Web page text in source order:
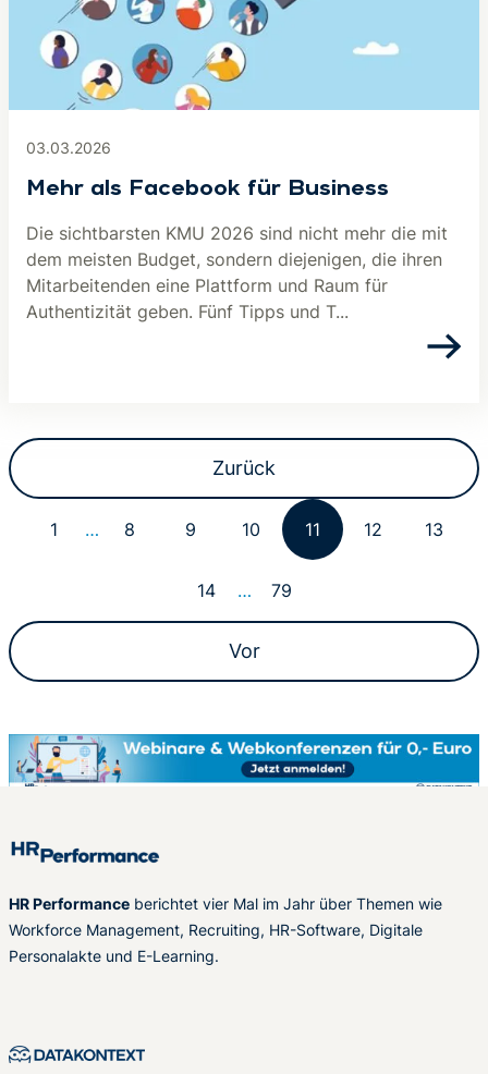
03.03.2026
Mehr als Facebook für Business
Die sichtbarsten KMU 2026 sind nicht mehr die mit
dem meisten Budget, sondern diejenigen, die ihren
Mitarbeitenden eine Plattform und Raum für
Authentizität geben. Fünf Tipps und T...
Zurück
1 … 8 9 10 11 12 13
14 … 79
Vor
HR Performance berichtet vier Mal im Jahr über Themen wie
Workforce Management, Recruiting, HR-Software, Digitale
Personalakte und E-Learning.